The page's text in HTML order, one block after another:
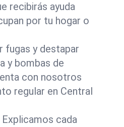
recibirás ayuda
por tu hogar o
fugas y destapar
y bombas de
con nosotros
regular en Central
Explicamos cada